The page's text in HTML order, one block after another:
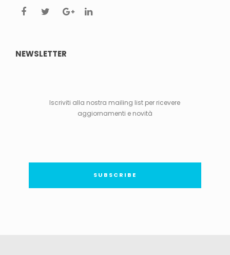
NEWSLETTER
Iscriviti alla nostra mailing list per ricevere
aggiornamenti e novità
SUBSCRIBE